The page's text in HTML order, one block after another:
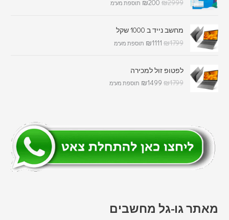
₪2999
₪200 תוספת מע"מ
מחשב נייד ב 1000 שקל
₪1799
₪1111 תוספת מע"מ
לפטופ זול למכירה
₪1799
₪1499 תוספת מע"מ
מאתר גו-גל מחשבים